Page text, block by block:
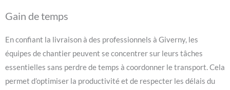
Gain de temps
En confiant la livraison à des professionnels à Giverny, les
équipes de chantier peuvent se concentrer sur leurs tâches
essentielles sans perdre de temps à coordonner le transport. Cela
permet d’optimiser la productivité et de respecter les délais du